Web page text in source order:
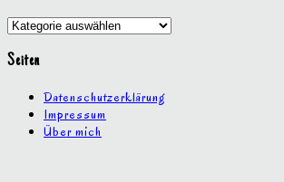
Kategorien
Seiten
Datenschutzerklärung
Impressum
Über mich